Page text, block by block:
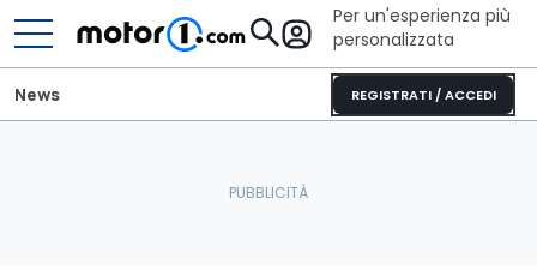
Per un'esperienza più
personalizzata
REGISTRATI / ACCEDI
News